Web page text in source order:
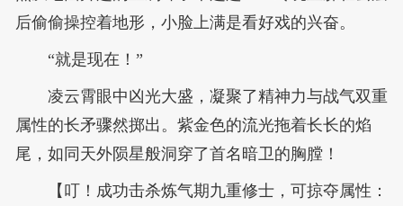
后偷偷操控着地形，小脸上满是看好戏的兴奋。
“就是现在！”
凌云霄眼中凶光大盛，凝聚了精神力与战气双重
属性的长矛骤然掷出。紫金色的流光拖着长长的焰
尾，如同天外陨星般洞穿了首名暗卫的胸膛！
【叮！成功击杀炼气期九重修士，可掠夺属性：